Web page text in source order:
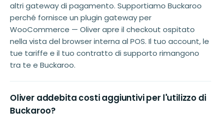
altri gateway di pagamento. Supportiamo Buckaroo
perché fornisce un plugin gateway per
WooCommerce — Oliver apre il checkout ospitato
nella vista del browser interna al POS. Il tuo account, le
tue tariffe e il tuo contratto di supporto rimangono
tra te e Buckaroo.
Oliver addebita costi aggiuntivi per l'utilizzo di
Buckaroo?